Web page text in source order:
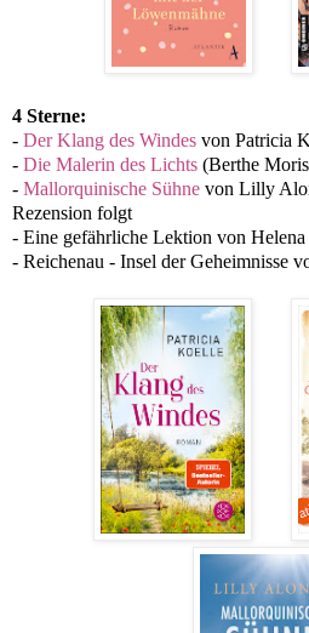
4 Sterne:
- Der Klang des Windes von Patricia
- Die Malerin des Lichts (Berthe
- Mallorquinische Sühne von Lilly
Rezension folgt
- Eine gefährliche Lektion von
- Reichenau - Insel der Geheimnisse